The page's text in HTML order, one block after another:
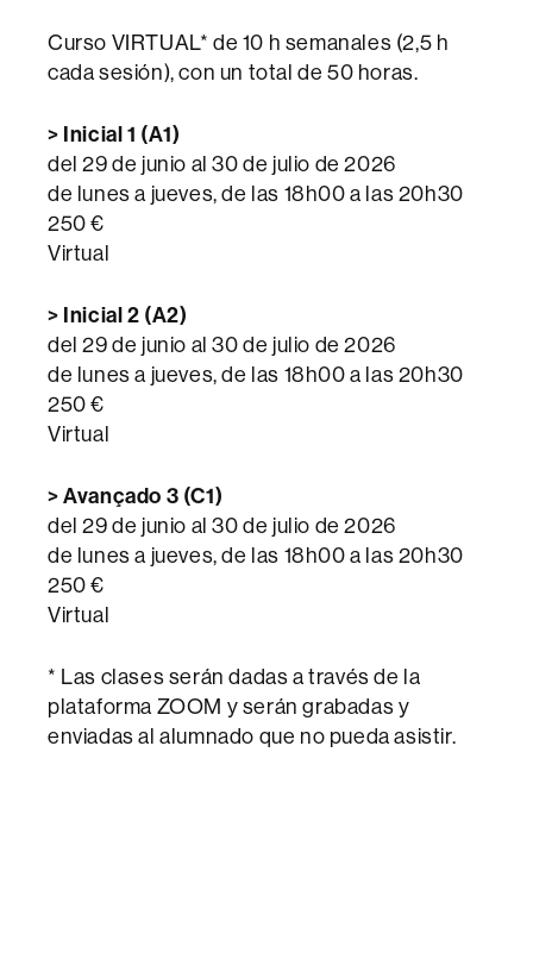
Curso VIRTUAL* de 10 h semanales (2,5 h
cada sesión), con un total de 50 horas.
> Inicial 1 (A1)
del 29 de junio al 30 de julio de 2026
de lunes a jueves, de las 18h00 a las 20h30
250 €
Virtual
> Inicial 2 (A2)
del 29 de junio al 30 de julio de 2026
de lunes a jueves, de las 18h00 a las 20h30
250 €
Virtual
> Avançado 3 (C1)
del 29 de junio al 30 de julio de 2026
de lunes a jueves, de las 18h00 a las 20h30
250 €
Virtual
* Las clases serán dadas a través de la
plataforma ZOOM y serán grabadas y
enviadas al alumnado que no pueda asistir.